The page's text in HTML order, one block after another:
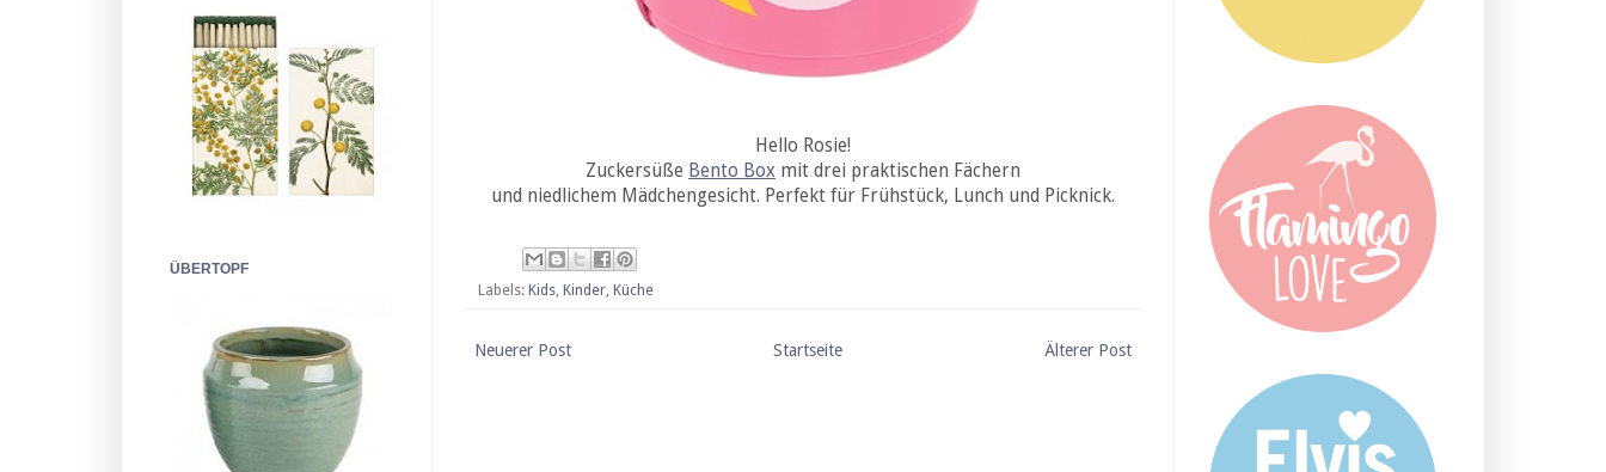
Hello Rosie!
Zuckersüße Bento Box mit drei praktischen Fächern
und niedlichem Mädchengesicht. Perfekt für Frühstück, Lunch und Picknick.
Labels: Kids Kinder Küche
Neuerer Post Älterer Post
Startseite
ÜBERTOPF